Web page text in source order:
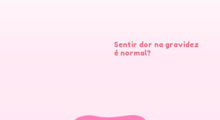
Sentir dor na gravidez
é normal?